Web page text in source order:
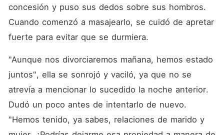
concesión y puso sus dedos sobre sus hombros.
Cuando comenzó a masajearlo, se cuidó de apretar
fuerte para evitar que se durmiera.
"Aunque nos divorciaremos mañana, hemos estado
juntos", ella se sonrojó y vaciló, ya que no se
atrevía a mencionar lo sucedido la noche anterior.
Dudó un poco antes de intentarlo de nuevo.
"Hemos tenido, ya sabes, relaciones de marido y